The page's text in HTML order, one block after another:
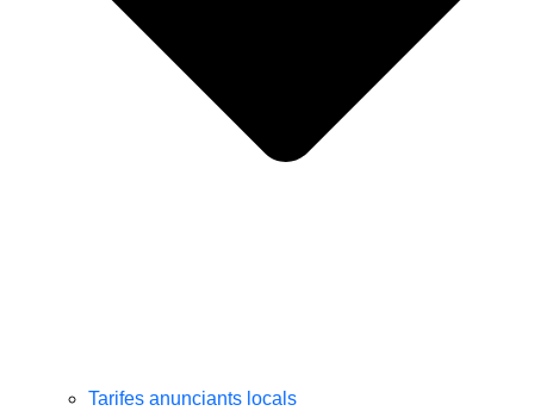
Tarifes anunciants locals